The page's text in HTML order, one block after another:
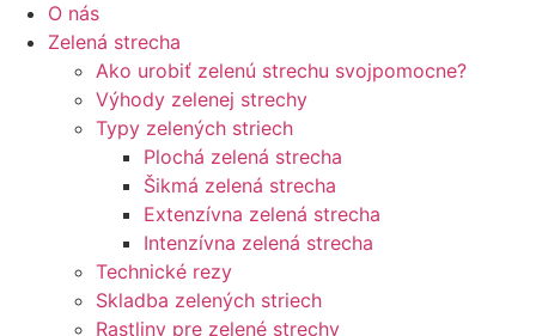
O nás
Zelená strecha
Ako urobiť zelenú strechu svojpomocne?
Výhody zelenej strechy
Typy zelených striech
Plochá zelená strecha
Šikmá zelená strecha
Extenzívna zelená strecha
Intenzívna zelená strecha
Technické rezy
Skladba zelených striech
Rastliny pre zelené strechy